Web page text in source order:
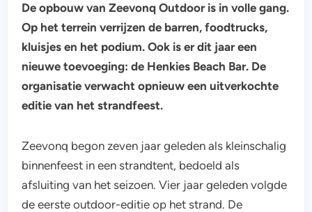
De opbouw van Zeevonq Outdoor is in volle gang.
Op het terrein verrijzen de barren, foodtrucks,
kluisjes en het podium. Ook is er dit jaar een
nieuwe toevoeging: de Henkies Beach Bar. De
organisatie verwacht opnieuw een uitverkochte
editie van het strandfeest.
Zeevonq begon zeven jaar geleden als kleinschalig
binnenfeest in een strandtent, bedoeld als
afsluiting van het seizoen. Vier jaar geleden volgde
de eerste outdoor-editie op het strand. De